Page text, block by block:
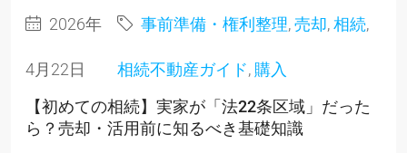
2026年
4月22日
事前準備・権利整理,売却,相続,
相続不動産ガイド, 購入
【初めての相続】実家が「法22条区域」だった
ら？売却・活用前に知るべき基礎知識